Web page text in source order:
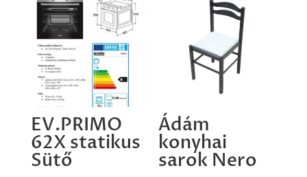
EV.PRIMO
62X statikus
Sütő
Ádám
konyhai
sarok Nero